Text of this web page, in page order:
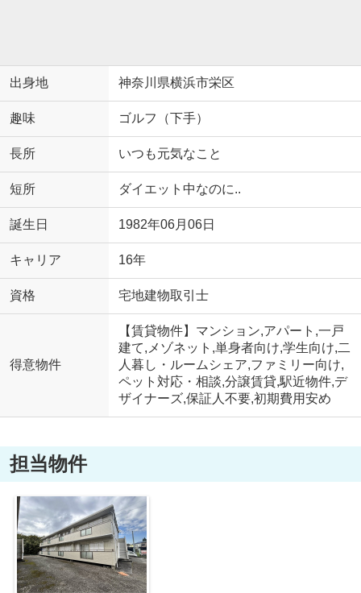
出身地 神奈川県横浜市栄区
趣味 ゴルフ（下手）
長所 いつも元気なこと
短所 ダイエット中なのに..
誕生日 1982年06月06日
キャリア 16年
資格 宅地建物取引士
得意物件
【賃貸物件】マンション,アパート,一戸
建て,メゾネット,単身者向け,学生向け,二
人暮し・ルームシェア,ファミリー向け,
ペット対応・相談,分譲賃貸,駅近物件,デ
ザイナーズ,保証人不要,初期費用安め
担当物件